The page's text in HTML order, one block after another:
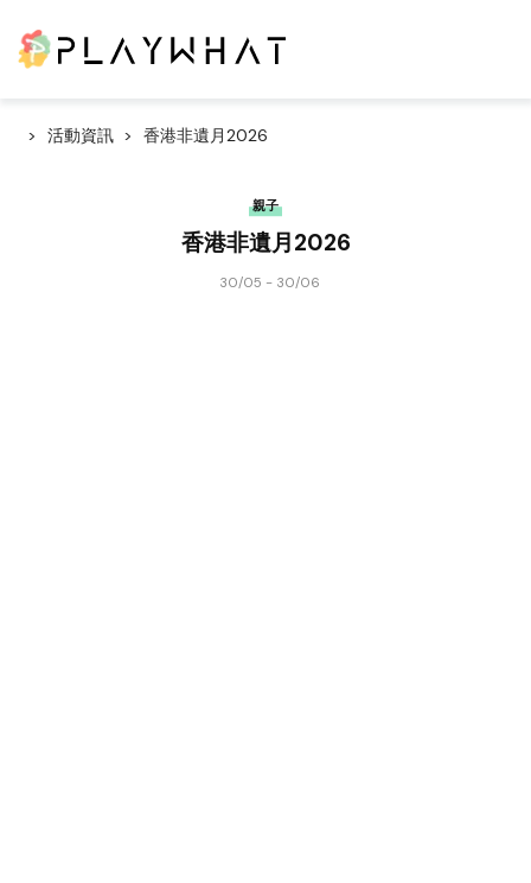
活動資訊 香港非遺月2026
親子
香港非遺月2026
30/05 - 30/06